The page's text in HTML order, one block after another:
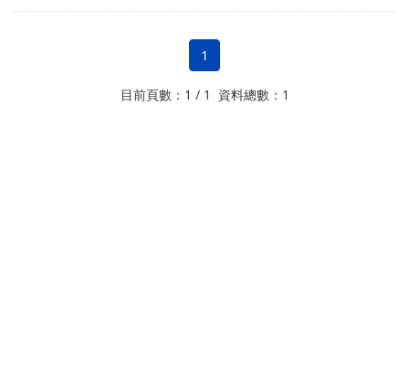
1
目前頁數：1 / 1 資料總數：1